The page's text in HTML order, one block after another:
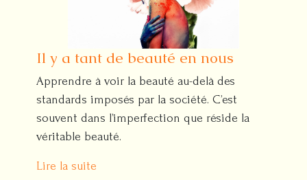
Il y a tant de beauté en nous
Apprendre à voir la beauté au-delà des
standards imposés par la société. C’est
souvent dans l’imperfection que réside la
véritable beauté.
Lire la suite